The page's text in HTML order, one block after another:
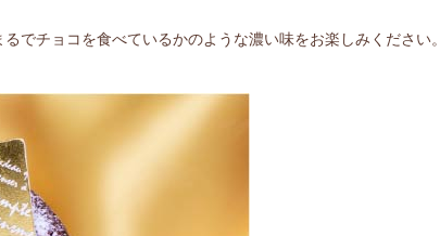
でチョコを食べているかのような濃い味をお楽しみください。